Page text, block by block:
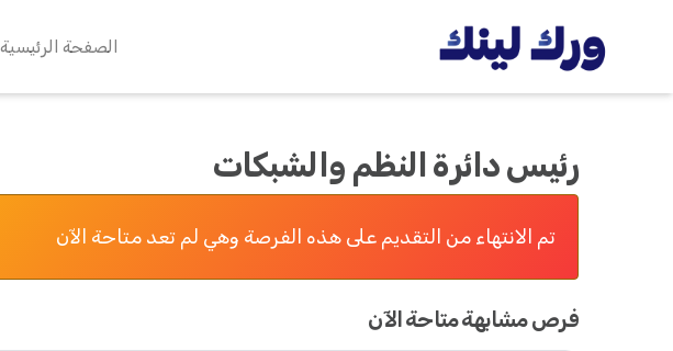
الصفحة الرئيسية
رئيس دائرة النظم والشبكات
تم الانتهاء من التقديم على هذه الفرصة وهي لم تعد متاحة الآن
فرص مشابهة متاحة الآن